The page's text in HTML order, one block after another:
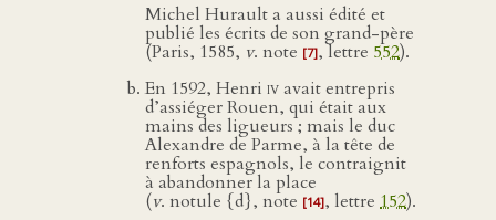
Michel Hurault a aussi édité et
publié les écrits de son grand-père
(Paris, 1585, v. note [7], lettre 552).
En 1592, Henri ivavait entrepris
d’assiéger Rouen, qui était aux
mains des ligueurs ; mais le duc
Alexandre de Parme, à la tête de
renforts espagnols, le contraignit
à abandonner la place
(v. notule {d}, note [14], lettre 152).